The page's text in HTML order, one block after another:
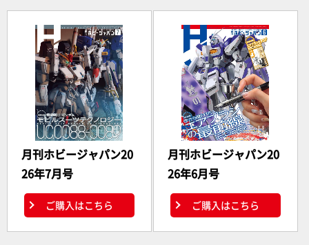
月刊ホビージャパン20
26年7月号
ご購入はこちら
月刊ホビージャパン20
26年6月号
ご購入はこちら